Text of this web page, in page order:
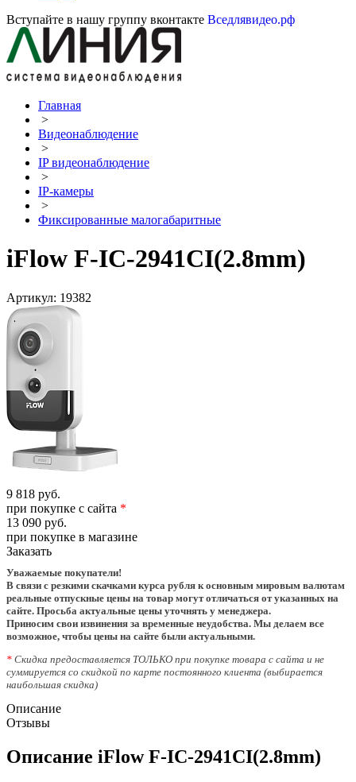
Вступайте в нашу группу вконтакте Вседлявидео.рф
Главная
>
Видеонаблюдение
>
IP видеонаблюдение
>
IP-камеры
>
Фиксированные малогабаритные
iFlow F-IC-2941CI(2.8mm)
Артикул: 19382
9 818 руб.
при покупке с сайта *
13 090 руб.
при покупке в магазине
Заказать
Уважаемые покупатели!
В связи с резкими скачками курса рубля к основным мировым валютам
реальные отпускные цены на товар могут отличаться от указанных на
сайте. Просьба актуальные цены уточнять у менеджера.
Приносим свои извинения за временные неудобства. Мы делаем все
возможное, чтобы цены на сайте были актуальными.
* Скидка предоставляется ТОЛЬКО при покупке товара с сайта и не
суммируется со скидкой по карте постоянного клиента (выбирается
наибольшая скидка)
Описание
Отзывы
Описание iFlow F-IC-2941CI(2.8mm)